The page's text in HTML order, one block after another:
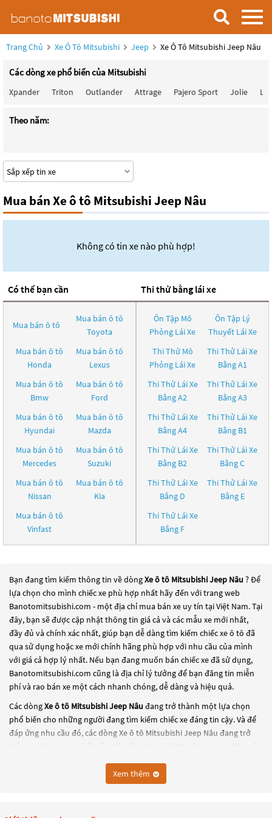
Trang Chủ Xe Ô Tô Mitsubishi Jeep Xe Ô Tô Mitsubishi Jeep Nâu
Các dòng xe phổ biến của Mitsubishi
Xpander Triton Outlander Attrage Pajero Sport Jolie
Theo năm:
Mua bán Xe ô tô Mitsubishi Jeep Nâu
Không có tin xe nào phù hợp!
Có thể bạn cần
Mua bán ô tô
Mua bán ô tô
Toyota
Mua bán ô tô
Honda
Mua bán ô tô
Lexus
Mua bán ô tô
Bmw
Mua bán ô tô
Ford
Mua bán ô tô
Hyundai
Mua bán ô tô
Mazda
Mua bán ô tô
Mercedes
Mua bán ô tô
Suzuki
Mua bán ô tô
Nissan
Mua bán ô tô
Kia
Mua bán ô tô
Vinfast
Thi thử bằng lái xe
Ôn Tập Mô
Phỏng Lái Xe
Ôn Tập Lý
Thuyết Lái Xe
Thi Thử Mô
Phỏng Lái Xe
Thi Thử Lái Xe
Bằng A1
Thi Thử Lái Xe
Bằng A2
Thi Thử Lái Xe
Bằng A3
Thi Thử Lái Xe
Bằng A4
Thi Thử Lái Xe
Bằng B1
Thi Thử Lái Xe
Bằng B2
Thi Thử Lái Xe
Bằng C
Thi Thử Lái Xe
Bằng D
Thi Thử Lái Xe
Bằng E
Thi Thử Lái Xe
Bằng F
Bạn đang tìm kiếm thông tin về dòngXe ô tô Mitsubishi Jeep Nâu ? Để
lựa chọn cho mình chiếc xe phù hợp nhất hãy đến với trang web
Banotomitsubishi.com - một địa chỉ mua bán xe uy tín tại Việt Nam. Tại
đây, bạn sẽ được cập nhật thông tin giá cả và các mẫu xe mới nhất,
đầy đủ và chính xác nhất, giúp bạn dễ dàng tìm kiếm chiếc xe ô tô đã
qua sử dụng hoặc xe mới chính hãng phù hợp với nhu cầu của mình
với giá cả hợp lý nhất. Nếu bạn đang muốn bán chiếc xe đã sử dụng,
Banotomitsubishi.com cũng là địa chỉ lý tưởng để bạn đăng tin miễn
phí và rao bán xe một cách nhanh chóng, dễ dàng và hiệu quả.
Các dòngXe ô tô Mitsubishi Jeep Nâu đang trở thành một lựa chọn
phổ biến cho những người đang tìm kiếm chiếc xe đáng tin cậy. Và để
đáp ứng nhu cầu đó, các dòngXe ô tô Mitsubishi Jeep Nâu đang trở
thành sự lựa chọn phổ biến. Các dòng
này
mới với thiết kế hiện đại và công nghệ tiên tiến. Các dòng
này đều được kiểm tra và bảo dưỡng kỹ lưỡng để
một chiếc xe, hãy khám phá các dòng
Xem thêm